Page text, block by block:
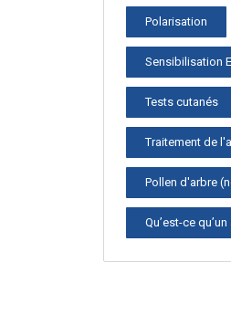
Polarisation
Sensibilisation
Tests cutanés
Traitement de
Pollen d'arbre
Qu’est-ce